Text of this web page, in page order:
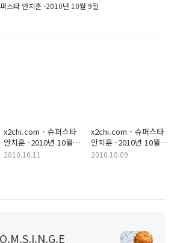
스타 안치훈 -2010년 10월 9일
x2chi.com - 슈퍼스타
안치훈 -2010년 10월
11일
2010.10.11
x2chi.com - 슈퍼스타
안치훈 -2010년 10월
8일
2010.10.09